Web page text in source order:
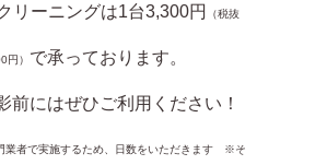
リーニングは1台3,300円 （税抜
円） で承っております。
前にはぜひご利用ください！
業者で実施するため、日数をいただきます　※そ